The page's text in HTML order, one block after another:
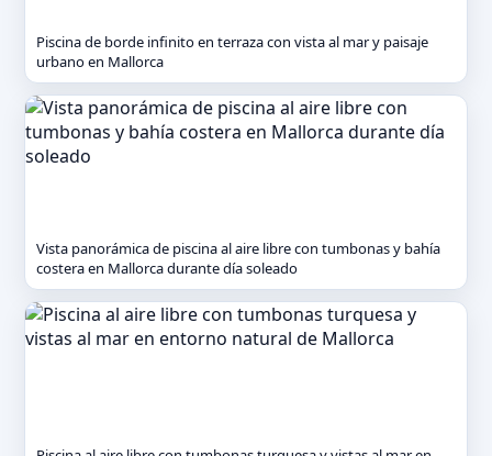
Piscina de borde infinito en terraza con vista al mar y paisaje
urbano en Mallorca
Vista panorámica de piscina al aire libre con tumbonas y bahía
costera en Mallorca durante día soleado